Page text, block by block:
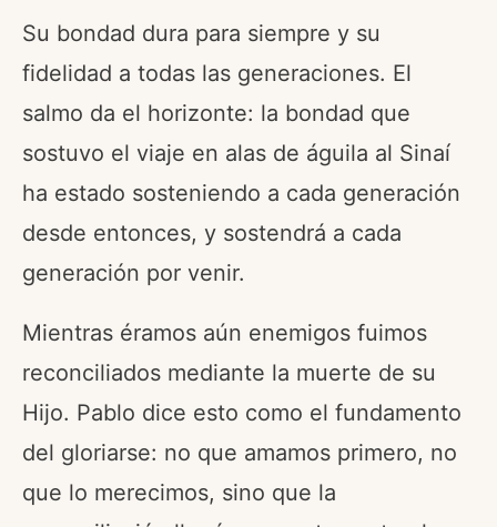
Su bondad dura para siempre y su
fidelidad a todas las generaciones. El
salmo da el horizonte: la bondad que
sostuvo el viaje en alas de águila al Sinaí
ha estado sosteniendo a cada generación
desde entonces, y sostendrá a cada
generación por venir.
Mientras éramos aún enemigos fuimos
reconciliados mediante la muerte de su
Hijo. Pablo dice esto como el fundamento
del gloriarse: no que amamos primero, no
que lo merecimos, sino que la